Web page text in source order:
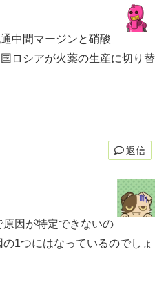
中間マージンと硝酸
ロシアが火薬の生産に切り替
返信
因が特定できないの
1つにはなっているのでしょ